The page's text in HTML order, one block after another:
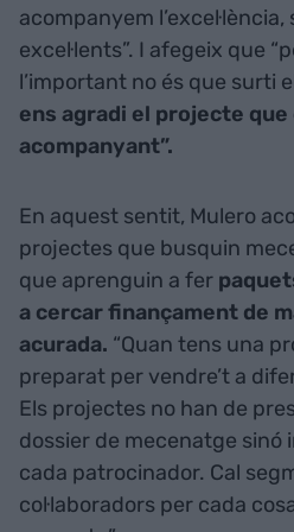
acompanyem l’excel·lència,
excel·lents”. I afegeix que
l’important no és que surti
ens agradi el projecte que
acompanyant”.
En aquest sentit, Mulero
projectes que busquin
que aprenguin a fer
a cercar finançament de
acurada. “Quan tens una
preparat per vendre’t a
Els projectes no han de
dossier de mecenatge
cada patrocinador. Cal
col·laboradors per cada